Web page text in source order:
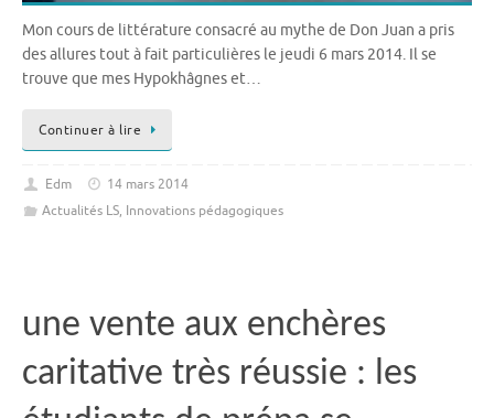
Mon cours de littérature consacré au mythe de Don Juan a pris
des allures tout à fait particulières le jeudi 6 mars 2014. Il se
trouve que mes Hypokhâgnes et…
Continuer à lire
Edm
14 mars 2014
Actualités LS, Innovations pédagogiques
une vente aux enchères
caritative très réussie : les